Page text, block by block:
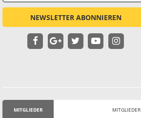
NEWSLETTER ABONNIEREN
MITGLIEDER MITGLIEDER